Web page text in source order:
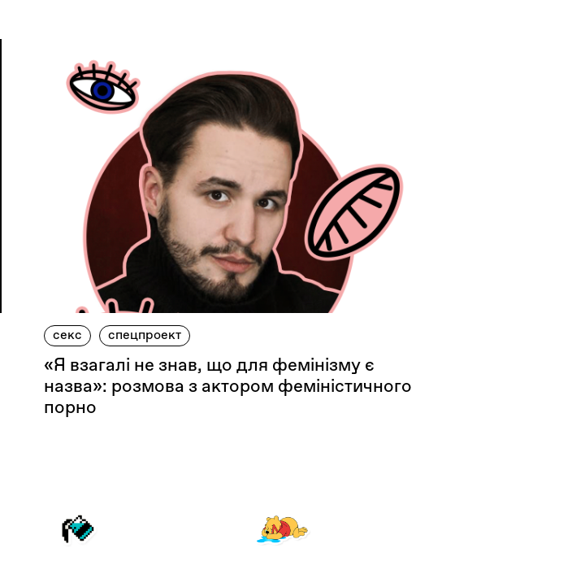
секс спецпроект
«Я взагалі не знав, що для фемінізму є
назва»: розмова з актором феміністичного
порно